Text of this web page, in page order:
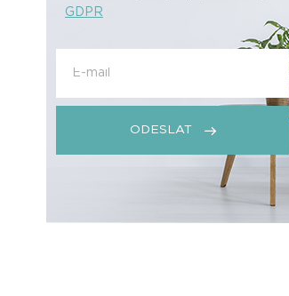
GDPR
ODESLAT